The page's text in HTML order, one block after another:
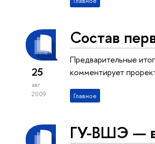
25
авг
2009
Состав
Предварительные
комментирует
Главное
ГУ-ВШЭ — в